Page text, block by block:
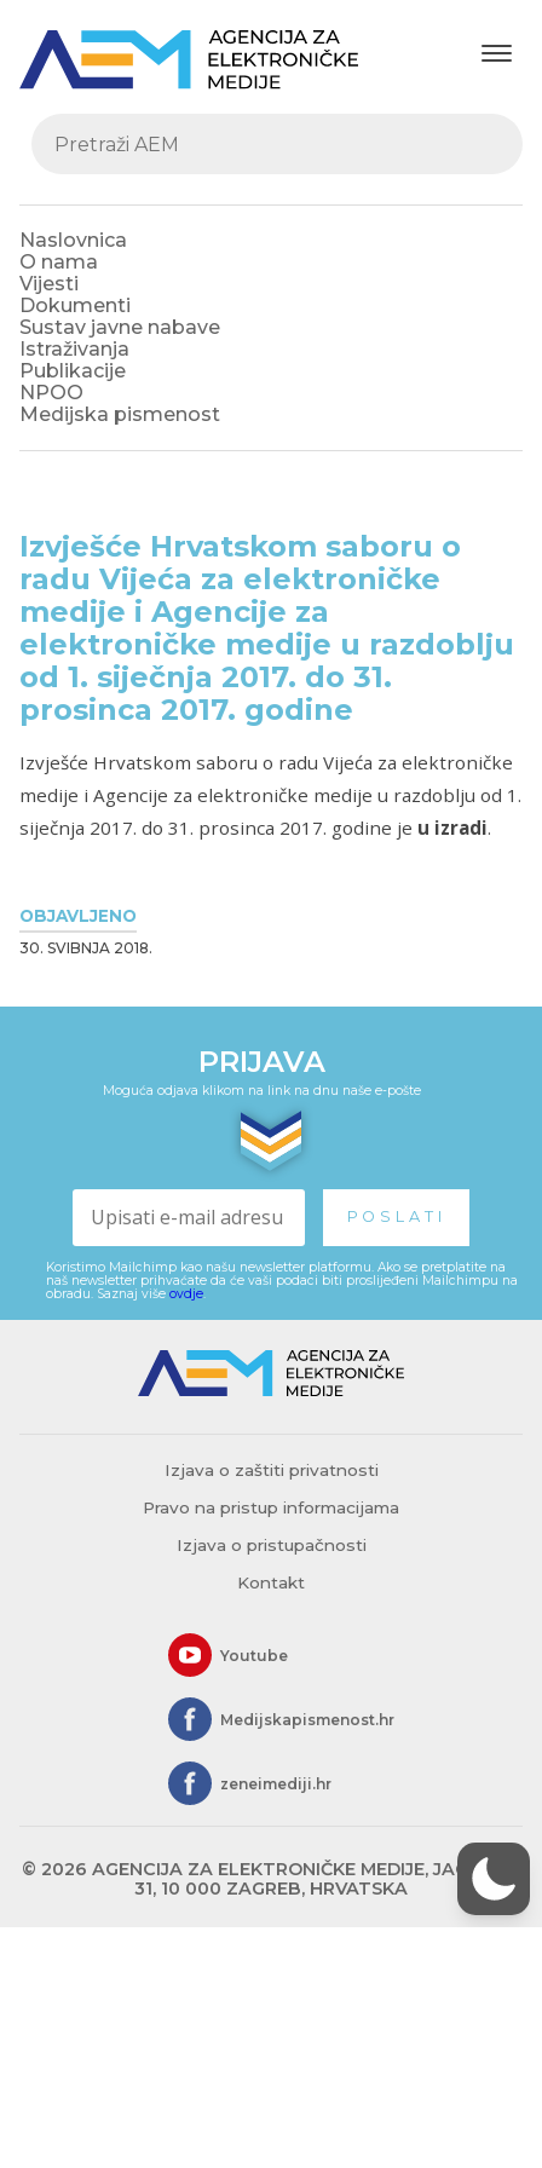
Naslovnica
O nama
Vijesti
Dokumenti
Sustav javne nabave
Istraživanja
Publikacije
NPOO
Medijska pismenost
OBJAVLJENO
30. SVIBNJA 2018.
Izvješće Hrvatskom saboru o
radu Vijeća za elektroničke
medije i Agencije za
elektroničke medije u razdoblju
od 1. siječnja 2017. do 31.
prosinca 2017. godine
Izvješće Hrvatskom saboru o radu Vijeća za elektroničke
medije i Agencije za elektroničke medije u razdoblju od 1.
siječnja 2017. do 31. prosinca 2017. godine je u izradi.
PRIJAVA
Moguća odjava klikom na link na dnu naše e-pošte
Koristimo Mailchimp kao našu newsletter platformu. Ako se pretplatite na
naš newsletter prihvaćate da će vaši podaci biti proslijeđeni Mailchimpu na
obradu. Saznaj više ovdje
Izjava o zaštiti privatnosti
Pravo na pristup informacijama
Izjava o pristupačnosti
Kontakt
Youtube
Medijskapismenost.hr
zeneimediji.hr
© 2026 AGENCIJA ZA ELEKTRONIČKE MEDIJE, JAGIĆEVA
31, 10 000 ZAGREB, HRVATSKA